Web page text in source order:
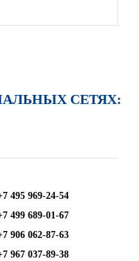
СЕТЯХ:
495 969-24-54
499 689-01-67
906 062-87-63
967 037-89-38